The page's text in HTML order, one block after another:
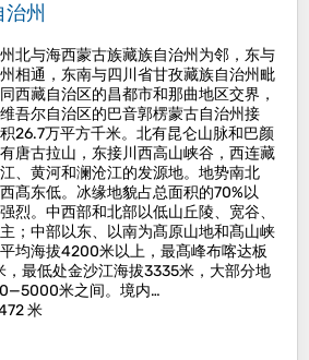
州
北与海西蒙古族藏族自治州为邻，东与
相通，东南与四川省甘孜藏族自治州毗
西藏自治区的昌都市和那曲地区交界，
吾尔自治区的巴音郭楞蒙古自治州接
26.7万平方千米。北有昆仑山脉和巴颜
唐古拉山，东接川西高山峡谷，西连藏
、黄河和澜沧江的发源地。地势南北
髙东低。冰缘地貌占总面积的70%以
烈。中西部和北部以低山丘陵、宽谷、
；中部以东、以南为髙原山地和髙山峡
均海拔4200米以上，最髙峰布喀达板
最低处金沙江海拔3335米，大部分地
米之间。境内…
米